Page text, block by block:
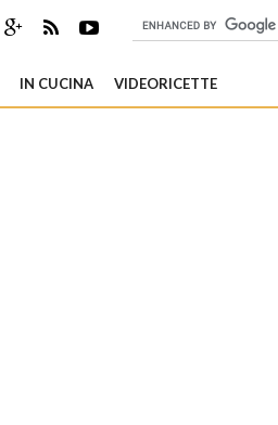
IN CUCINA VIDEORICETTE